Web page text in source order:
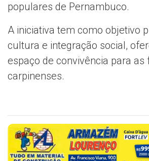
populares de Pernambuco.
A iniciativa tem como objetivo
cultura e integração social,
espaço de convivência para as
carpinenses.